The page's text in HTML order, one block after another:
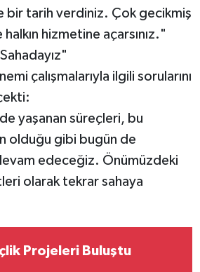
bir tarih verdiniz. Çok gecikmiş
hizmetine açarsınız."
çalışmalarıyla ilgili sorularını
yaşanan süreçleri, bu
olduğu gibi bugün de
edeceğiz. Önümüzdeki
olarak tekrar sahaya
Projeleri Buluştu